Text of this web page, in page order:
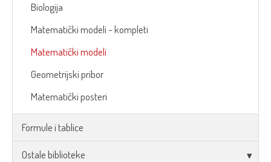
Biologija
Matematički modeli - kompleti
Matematički modeli
Geometrijski pribor
Matematički posteri
Formule i tablice
Ostale biblioteke